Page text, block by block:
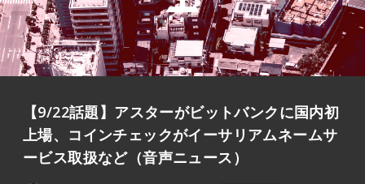
【9/22話題】アスターがビットバンクに国内初
上場、コインチェックがイーサリアムネームサ
ービス取扱など（音声ニュース）